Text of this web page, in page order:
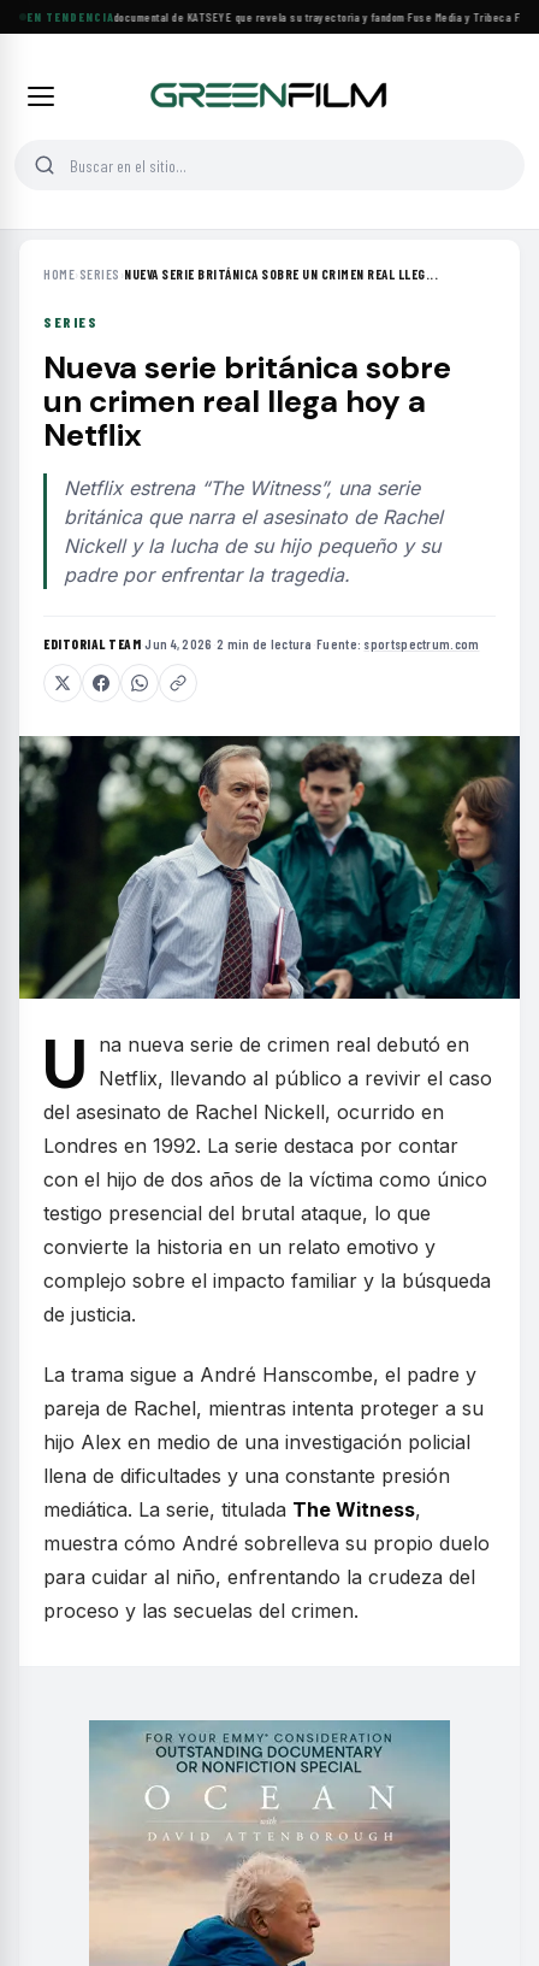
EN TENDENCIA
Llega a cines el documental de KATSEYE que revela su trayectoria y fandom·Fuse Media y Tribeca Films
HOME› SERIES ›NUEVA SERIE BRITÁNICA SOBRE UN CRIMEN REAL LLEG...
SERIES
Nueva serie británica sobre
un crimen real llega hoy a
Netflix
Netflix estrena “The Witness”, una serie
británica que narra el asesinato de Rachel
Nickell y la lucha de su hijo pequeño y su
padre por enfrentar la tragedia.
EDITORIAL TEAM·Jun 4, 2026 ·2 min de lectura ·Fuente: sportspectrum.com
U
na nueva serie de crimen real debutó en
Netflix, llevando al público a revivir el caso
del asesinato de Rachel Nickell, ocurrido en
Londres en 1992. La serie destaca por contar
con el hijo de dos años de la víctima como único
testigo presencial del brutal ataque, lo que
convierte la historia en un relato emotivo y
complejo sobre el impacto familiar y la búsqueda
de justicia.
La trama sigue a André Hanscombe, el padre y
pareja de Rachel, mientras intenta proteger a su
hijo Alex en medio de una investigación policial
llena de dificultades y una constante presión
mediática. La serie, titulada The Witness,
muestra cómo André sobrelleva su propio duelo
para cuidar al niño, enfrentando la crudeza del
proceso y las secuelas del crimen.